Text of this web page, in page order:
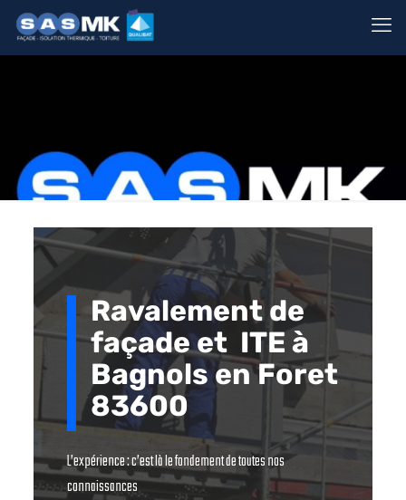
Ravalement de
façade et ITE à
Bagnols en Foret
83600
L’expérience : c’est là le fondement de toutes nos
connaissances